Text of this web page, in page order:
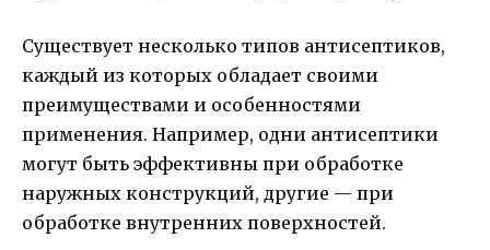
Существует несколько типов антисептиков,
каждый из которых обладает своими
преимуществами и особенностями
применения. Например, одни антисептики
могут быть эффективны при обработке
наружных конструкций, другие — при
обработке внутренних поверхностей.